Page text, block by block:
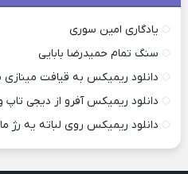
یادگاری امین سوری
سنگ تمام حمیدرضا بابایی
دانلود ریمیکس به قیافت
دانلود ریمیکس آفرو از ديجی تاپ
دانلود ریمیکس روی لباته یه رژ